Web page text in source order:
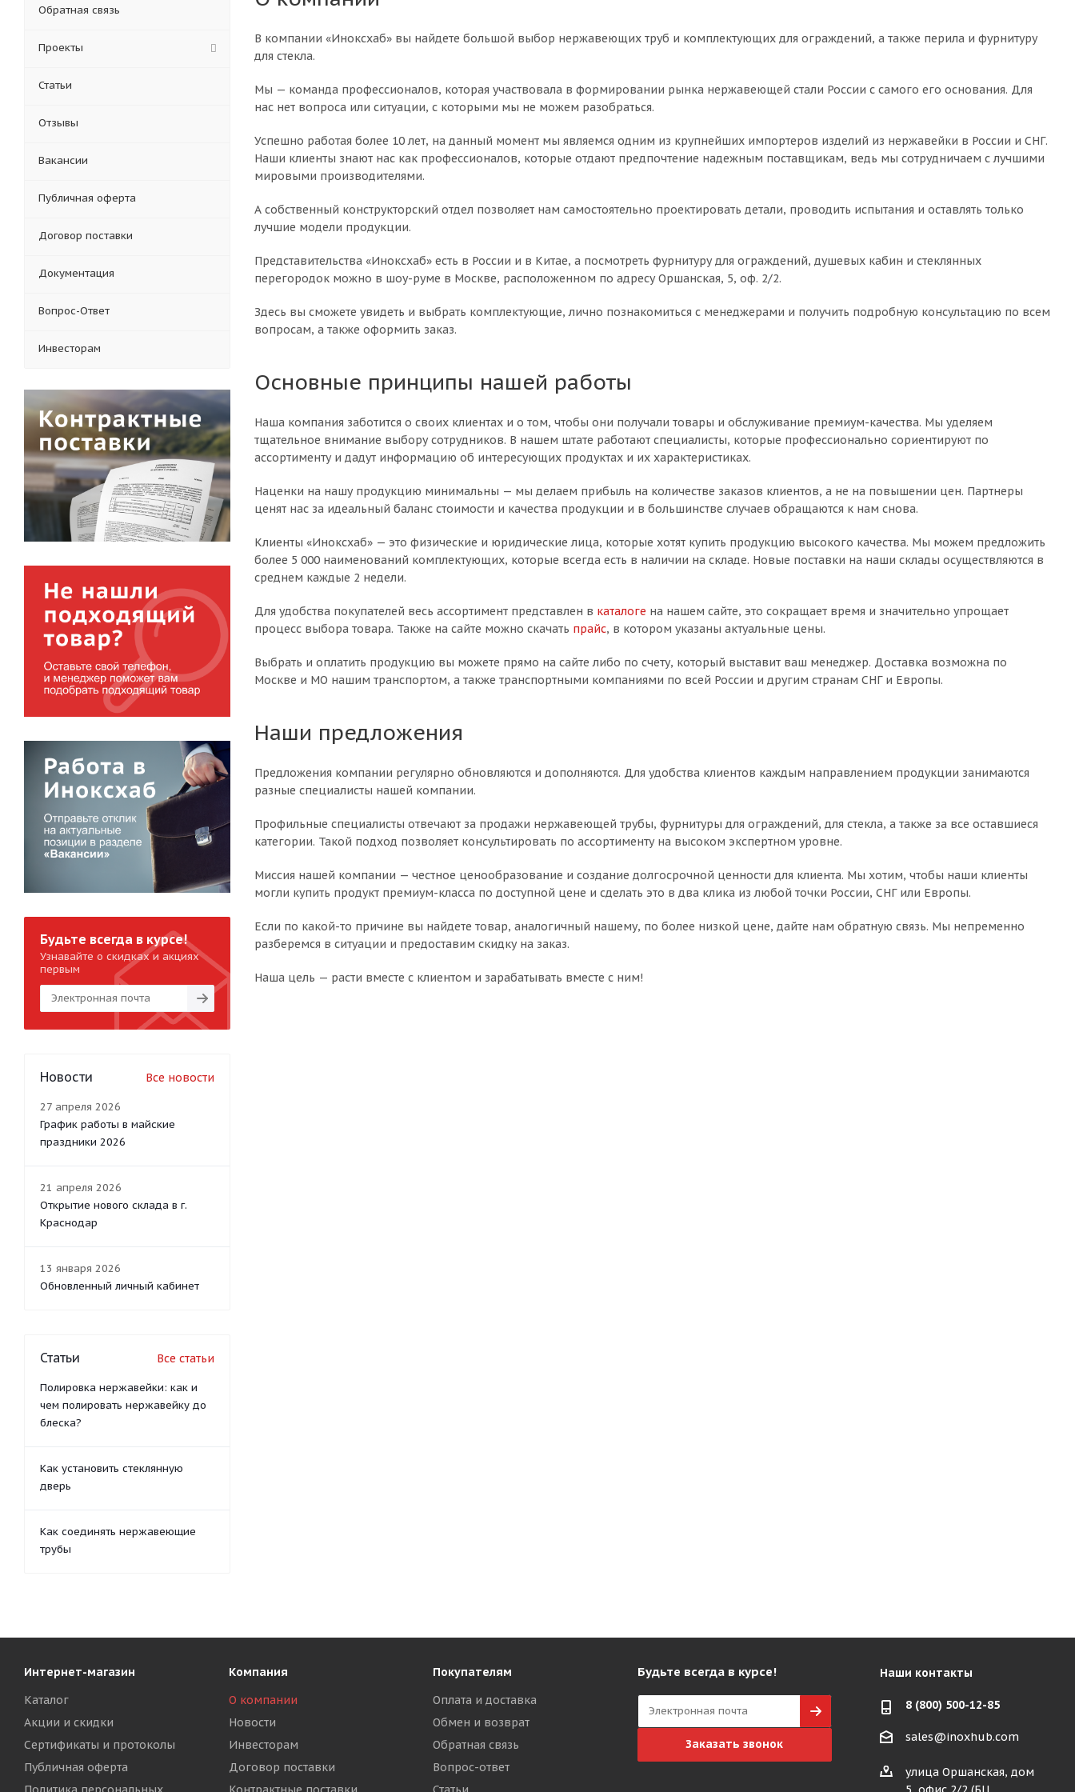
В компании «Иноксхаб» вы найдете большой выбор нержавеющих труб и комплектующих для ограждений, а также перила и фурнитуру
для стекла.
Мы — команда профессионалов, которая участвовала в формировании рынка нержавеющей стали России с самого его основания. Для
нас нет вопроса или ситуации, с которыми мы не можем разобраться.
Успешно работая более 10 лет, на данный момент мы являемся одним из крупнейших импортеров изделий из нержавейки в России и СНГ.
Наши клиенты знают нас как профессионалов, которые отдают предпочтение надежным поставщикам, ведь мы сотрудничаем с лучшими
мировыми производителями.
А собственный конструкторский отдел позволяет нам самостоятельно проектировать детали, проводить испытания и оставлять только
лучшие модели продукции.
Представительства «Иноксхаб» есть в России и в Китае, а посмотреть фурнитуру для ограждений, душевых кабин и стеклянных
перегородок можно в шоу-руме в Москве, расположенном по адресу Оршанская, 5, оф. 2/2.
Здесь вы сможете увидеть и выбрать комплектующие, лично познакомиться с менеджерами и получить подробную консультацию по всем
вопросам, а также оформить заказ.
Основные принципы нашей работы
Наша компания заботится о своих клиентах и о том, чтобы они получали товары и обслуживание премиум-качества. Мы уделяем
тщательное внимание выбору сотрудников. В нашем штате работают специалисты, которые профессионально сориентируют по
ассортименту и дадут информацию об интересующих продуктах и их характеристиках.
Наценки на нашу продукцию минимальны — мы делаем прибыль на количестве заказов клиентов, а не на повышении цен. Партнеры
ценят нас за идеальный баланс стоимости и качества продукции и в большинстве случаев обращаются к нам снова.
Клиенты «Иноксхаб» — это физические и юридические лица, которые хотят купить продукцию высокого качества. Мы можем предложить
более 5 000 наименований комплектующих, которые всегда есть в наличии на складе. Новые поставки на наши склады осуществляются в
среднем каждые 2 недели.
Для удобства покупателей весь ассортимент представлен в каталоге на нашем сайте, это сокращает время и значительно упрощает
процесс выбора товара. Также на сайте можно скачать прайс, в котором указаны актуальные цены.
Выбрать и оплатить продукцию вы можете прямо на сайте либо по счету, который выставит ваш менеджер. Доставка возможна по
Москве и МО нашим транспортом, а также транспортными компаниями по всей России и другим странам СНГ и Европы.
Наши предложения
Предложения компании регулярно обновляются и дополняются. Для удобства клиентов каждым направлением продукции занимаются
разные специалисты нашей компании.
Профильные специалисты отвечают за продажи нержавеющей трубы, фурнитуры для ограждений, для стекла, а также за все оставшиеся
категории. Такой подход позволяет консультировать по ассортименту на высоком экспертном уровне.
Миссия нашей компании — честное ценообразование и создание долгосрочной ценности для клиента. Мы хотим, чтобы наши клиенты
могли купить продукт премиум-класса по доступной цене и сделать это в два клика из любой точки России, СНГ или Европы.
Если по какой-то причине вы найдете товар, аналогичный нашему, по более низкой цене, дайте нам обратную связь. Мы непременно
разберемся в ситуации и предоставим скидку на заказ.
Наша цель — расти вместе с клиентом и зарабатывать вместе с ним!
Обратная связь
Проекты
Статьи
Отзывы
Вакансии
Публичная оферта
Договор поставки
Документация
Вопрос-Ответ
Инвесторам
Будьте всегда в курсе!
Узнавайте о скидках и акциях
первым
Новости Все новости
27 апреля 2026
График работы в майские
праздники 2026
21 апреля 2026
Открытие нового склада в г.
Краснодар
13 января 2026
Обновленный личный кабинет
Статьи Все статьи
Полировка нержавейки: как и
чем полировать нержавейку до
блеска?
Как установить стеклянную
дверь
Как соединять нержавеющие
трубы
Интернет-магазин
Каталог
Акции и скидки
Сертификаты и протоколы
Публичная оферта
Компания
О компании
Новости
Инвесторам
Договор поставки
Покупателям
Оплата и доставка
Обмен и возврат
Обратная связь
Вопрос-ответ
Будьте всегда в курсе!
Заказать звонок
Наши контакты
8 (800) 500-12-85
sales@inoxhub.com
улица Оршанская, дом